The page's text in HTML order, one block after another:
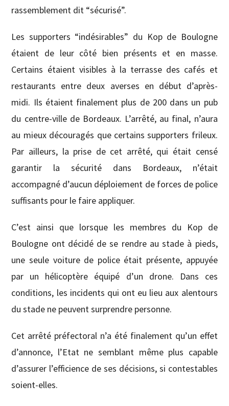
rassemblement dit “sécurisé”.
Les supporters “indésirables” du Kop de Boulogne
étaient de leur côté bien présents et en masse.
Certains étaient visibles à la terrasse des cafés et
restaurants entre deux averses en début d’après-
midi. Ils étaient finalement plus de 200 dans un pub
du centre-ville de Bordeaux. L’arrêté, au final, n’aura
au mieux découragés que certains supporters frileux.
Par ailleurs, la prise de cet arrêté, qui était censé
garantir la sécurité dans Bordeaux, n’était
accompagné d’aucun déploiement de forces de police
suffisants pour le faire appliquer.
C’est ainsi que lorsque les membres du Kop de
Boulogne ont décidé de se rendre au stade à pieds,
une seule voiture de police était présente, appuyée
par un hélicoptère équipé d’un drone. Dans ces
conditions, les incidents qui ont eu lieu aux alentours
du stade ne peuvent surprendre personne.
Cet arrêté préfectoral n’a été finalement qu’un effet
d’annonce, l’Etat ne semblant même plus capable
d’assurer l’efficience de ses décisions, si contestables
soient-elles.